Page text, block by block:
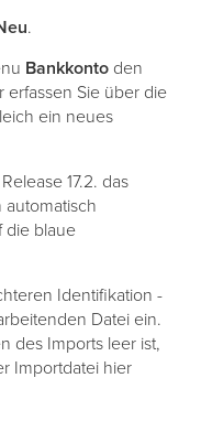
.
Bankkonto den
erfassen Sie über die
ein neues
17.2. das
automatisch
die blaue
Identifikation -
Datei ein.
des Imports leer ist,
Importdatei hier